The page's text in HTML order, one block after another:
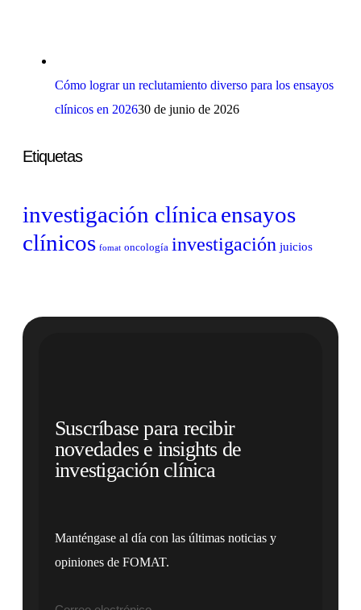
Cómo lograr un reclutamiento diverso para los ensayos
clínicos en 202630 de junio de 2026
Etiquetas
investigación clínica ensayos
clínicos fomat oncología investigación juicios
Suscríbase para recibir
novedades e insights de
investigación clínica
Manténgase al día con las últimas noticias y
opiniones de FOMAT.